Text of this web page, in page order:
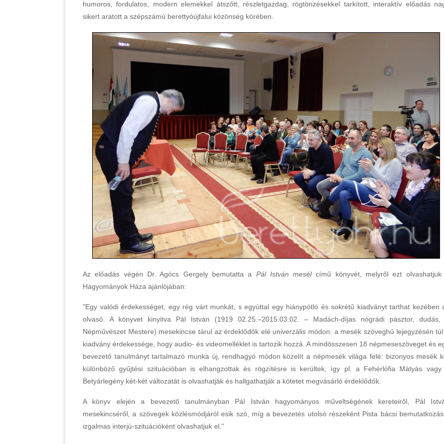
humoros, fordulatos, modern elemekkel átszőtt, részletgazdag, rögtönzésekkel tarkított, interaktív előadás
sikert aratott a szépszámú berettyóújfalui közönség körében.
Az előadás végén Dr. Agócs Gergely bemutatta a Pál István mesélcímű könyvét, melyről ezt
Hagyományok Háza ajánlójában:
"Egy valódi érdekességet, egy rég várt munkát, s egyúttal egy hiánypótló és sokrétű kiadványt tarthat kezében
olvasó. A könyvet kinyitva Pál István (1919 02.25.–2015.03.02. – Madách-díjas nógrádi pásztor,
Népművészet Mestere) mesekincse tárul az érdeklődők elé univerzális módon: a mesék szöveghű lejegyzésén
kiadvány érdekessége, hogy audio- és videomelléklet is tartozik hozzá. A mindösszesen 18 népmeseszöveget és
bevezető tanulmányt tartalmazó munka új, rendhagyó módon közelít a népmesék világa felé: bizonyos mesék
különböző gyűjtési szituációban is elhangzottak és rögzítésre is kerültek, így pl. a Fehérlófia Mátyás
Betyárlegény két-két változatát is olvashatják és hallgathatják a kötetet megvásárló érdeklődők.
A könyv elején a bevezető tanulmányban Pál István hagyományos műveltségének kereteiről, Pál
mesekincséről, a szövegek közlésmódjáról esik szó, míg a bevezetés utolsó részeként Pista bácsi
izgalmas interjú-szituációként olvashatjuk el."